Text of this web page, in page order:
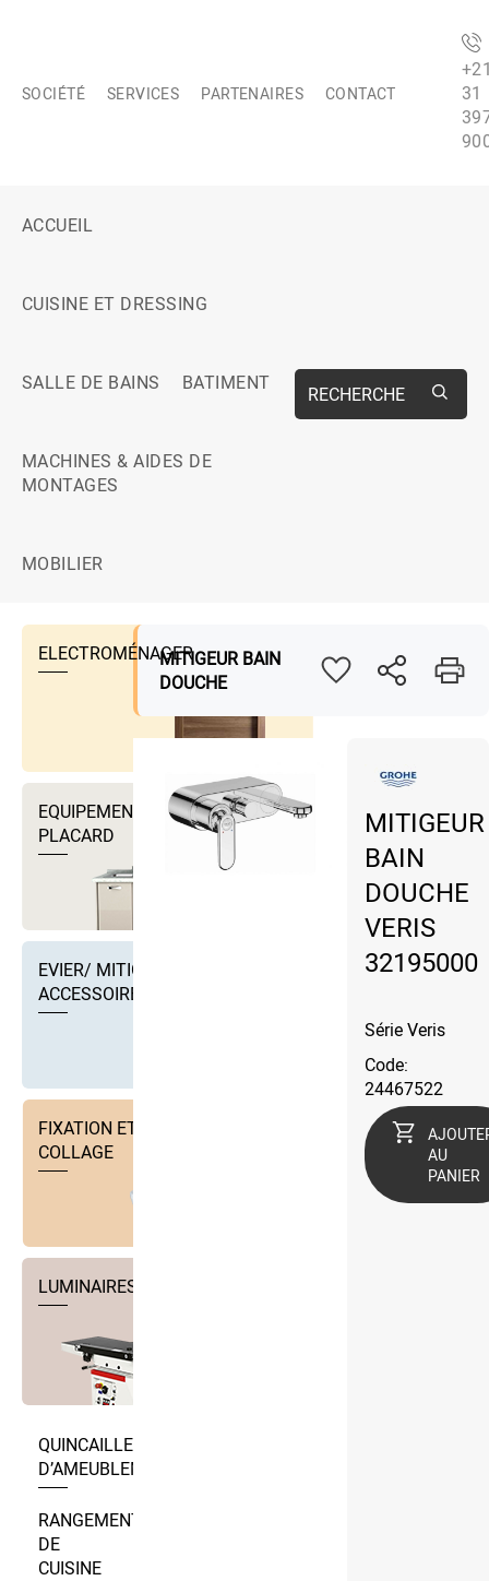
SOCIÉTÉ SERVICES PARTENAIRES CONTACT
31
ACCUEIL
CUISINE ET DRESSING
SALLE DE BAINS BATIMENT
MACHINES & AIDES DE
MONTAGES
MOBILIER
RECHERCHE
ELECTROMÉNAGER
EQUIPEMENTS DRESSING ET
PLACARD
EVIER/ MITIGEUR EVIER ET
ACCESSOIRES
FIXATION ET TECHNIQUE DE
COLLAGE
LUMINAIRES
QUINCAILLERIE
D’AMEUBLEMENT
RANGEMENT
DE
CUISINE
MITIGEUR BAIN
DOUCHE
MITIGEUR
BAIN
DOUCHE
VERIS
32195000
Série Veris
Code:
24467522
AU
PANIER